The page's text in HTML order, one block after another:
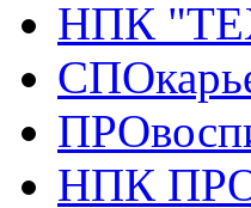
НПК
НПК